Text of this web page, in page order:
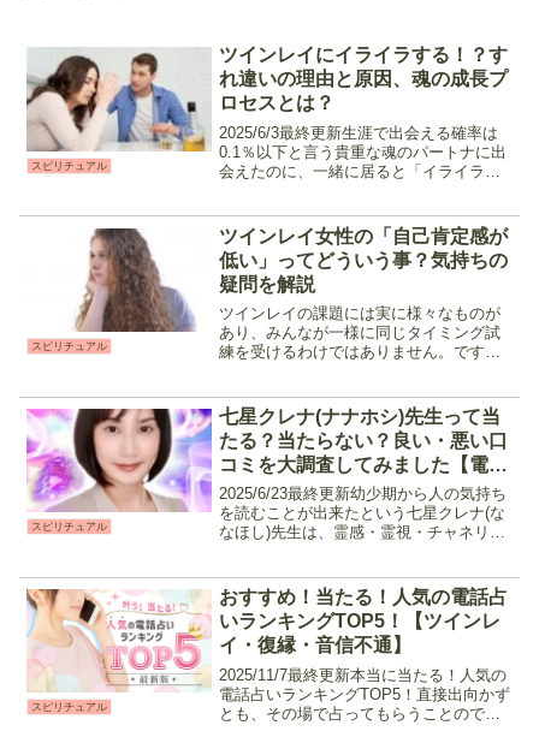
スピリチュアル
ツインレイにイライラする！？す
れ違いの理由と原因、魂の成長プ
ロセスとは？
2025/6/3最終更新生涯で出会える確率は
0.1％以下と言う貴重な魂のパートナに出
会えたのに、一緒に居ると「イライラす
分かり合えてるもの」と言うイメージが
ありますが、...
スピリチュアル
ツインレイ女性の「自己肯定感が
低い」ってどういう事？気持ちの
疑問を解説
ツインレイの課題には実に様々なものが
あり、みんなが一様に同じタイミング試
練を受けるわけではありません。です
元々はあまり外に出るのが得意ではなく
家の中でゆっくり過ごす方が...
スピリチュアル
七星クレナ(ナナホシ)先生って当
たる？当たらない？良い・悪い口
コミを大調査してみました【電話
占いピュアリ】
2025/6/23最終更新幼少期から人の気持ち
を読むことが出来たという七星クレナ(な
なほし)先生は、霊感・霊視・チャネリン
けでなくペットの気持ちやメッセージの
鑑定も可能...
スピリチュアル
おすすめ！当たる！人気の電話占
いランキングTOP5！【ツインレ
イ・復縁・音信不通】
2025/11/7最終更新本当に当たる！人気の
電話占いランキングTOP5！直接出向かず
とも、その場で占ってもらうことのでき